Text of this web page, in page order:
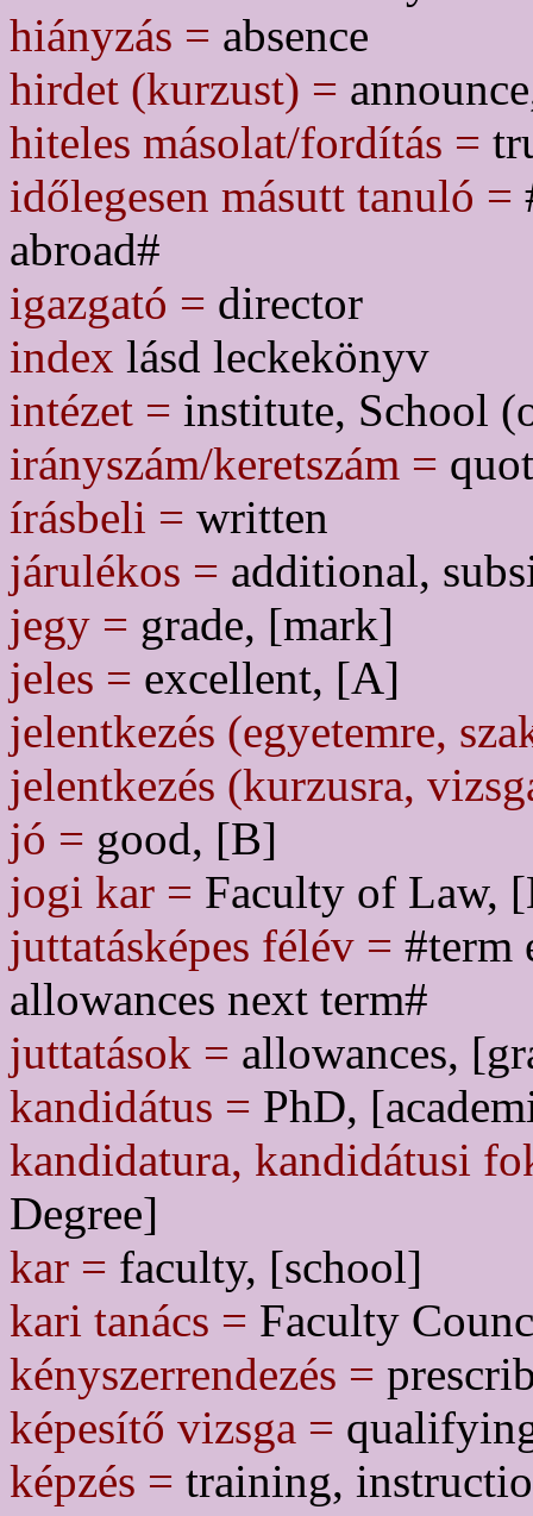
hiányzás = absence
hirdet (kurzust) =
hiteles másolat/fordítás =
időlegesen másutt tanuló =
abroad#
igazgató = director
index lásd leckekönyv
intézet = institute, School
irányszám/keretszám =
írásbeli = written
járulékos = additional,
jegy = grade, [mark]
jeles = excellent, [A]
jelentkezés (egyetemre,
jelentkezés (kurzusra,
jó = good, [B]
jogi kar = Faculty of Law,
juttatásképes félév = #term
allowances next term#
juttatások = allowances,
kandidátus = PhD,
kandidatura, kandidátusi
Degree]
kar = faculty, [school]
kari tanács = Faculty
kényszerrendezés =
képesítő vizsga =
képzés = training,